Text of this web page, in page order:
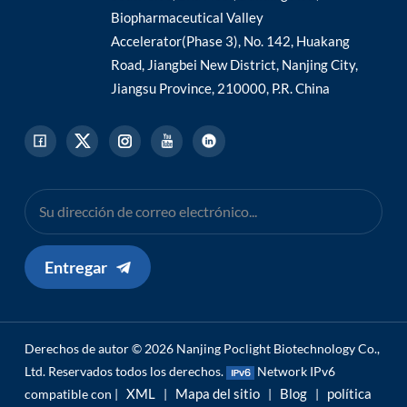
Biopharmaceutical Valley
Accelerator(Phase 3), No. 142, Huakang
Road, Jiangbei New District, Nanjing City,
Jiangsu Province, 210000, P.R. China
Entregar
Derechos de autor © 2026 Nanjing Poclight Biotechnology Co.,
Ltd. Reservados todos los derechos.
Network IPv6
compatible con | XML | Mapa del sitio | Blog | política